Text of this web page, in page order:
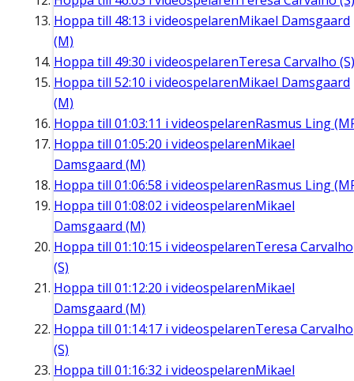
Hoppa till 48:13 i videospelarenMikael Damsgaard
(M)
Hoppa till 49:30 i videospelarenTeresa Carvalho (S)
Hoppa till 52:10 i videospelarenMikael Damsgaard
(M)
Hoppa till 01:03:11 i videospelarenRasmus Ling
Hoppa till 01:05:20 i videospelarenMikael
Damsgaard (M)
Hoppa till 01:06:58 i videospelarenRasmus Ling
Hoppa till 01:08:02 i videospelarenMikael
Damsgaard (M)
Hoppa till 01:10:15 i videospelarenTeresa Carvalho
(S)
Hoppa till 01:12:20 i videospelarenMikael
Damsgaard (M)
Hoppa till 01:14:17 i videospelarenTeresa Carvalho
(S)
Hoppa till 01:16:32 i videospelarenMikael